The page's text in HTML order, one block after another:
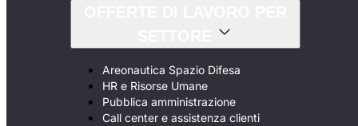
Areonautica Spazio Difesa
HR e Risorse Umane
Pubblica amministrazione
Call center e assistenza clienti